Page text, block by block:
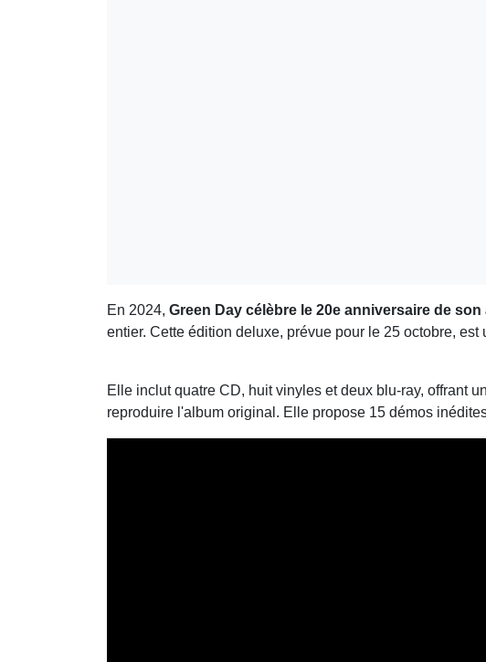
En 2024, Green Day célèbre le 20e anniversaire de
entier. Cette édition deluxe, prévue pour le 25 octobre,
Elle inclut quatre CD, huit vinyles et deux blu-ray, offrant
reproduire l'album original. Elle propose 15 démos